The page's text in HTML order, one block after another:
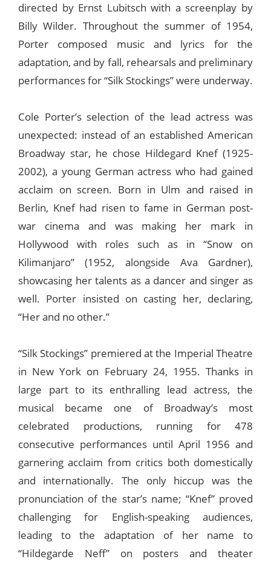
directed by Ernst Lubitsch with a screenplay by
Billy Wilder. Throughout the summer of 1954,
Porter composed music and lyrics for the
adaptation, and by fall, rehearsals and preliminary
performances for “Silk Stockings” were underway.
Cole Porter’s selection of the lead actress was
unexpected: instead of an established American
Broadway star, he chose Hildegard Knef (1925-
2002), a young German actress who had gained
acclaim on screen. Born in Ulm and raised in
Berlin, Knef had risen to fame in German post-
war cinema and was making her mark in
Hollywood with roles such as in “Snow on
Kilimanjaro” (1952, alongside Ava Gardner),
showcasing her talents as a dancer and singer as
well. Porter insisted on casting her, declaring,
“Her and no other.”
“Silk Stockings” premiered at the Imperial Theatre
in New York on February 24, 1955. Thanks in
large part to its enthralling lead actress, the
musical became one of Broadway’s most
celebrated productions, running for 478
consecutive performances until April 1956 and
garnering acclaim from critics both domestically
and internationally. The only hiccup was the
pronunciation of the star’s name; “Knef” proved
challenging for English-speaking audiences,
leading to the adaptation of her name to
“Hildegarde Neff” on posters and theater